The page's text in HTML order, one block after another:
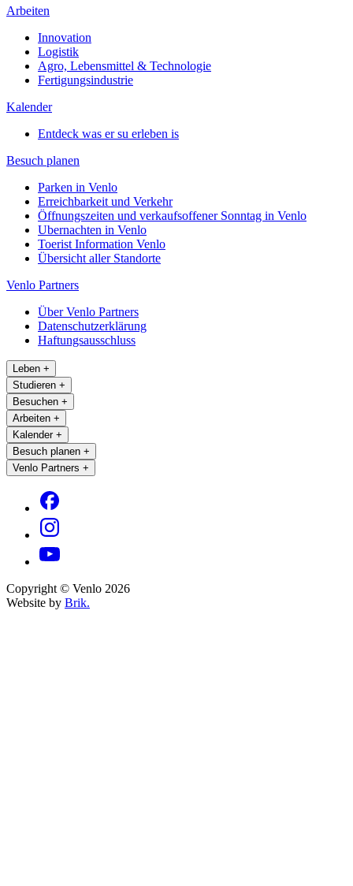
Arbeiten
Innovation
Logistik
Agro, Lebensmittel & Technologie
Fertigungsindustrie
Kalender
Entdeck was er su erleben is
Besuch planen
Parken in Venlo
Erreichbarkeit und Verkehr
Öffnungszeiten und verkaufsoffener Sonntag in Venlo
Ubernachten in Venlo
Toerist Information Venlo
Übersicht aller Standorte
Venlo Partners
Über Venlo Partners
Datenschutzerklärung
Haftungsausschluss
Leben +
Studieren +
Besuchen +
Arbeiten +
Kalender +
Besuch planen +
Venlo Partners +
Copyright © Venlo 2026
Website by Brik.